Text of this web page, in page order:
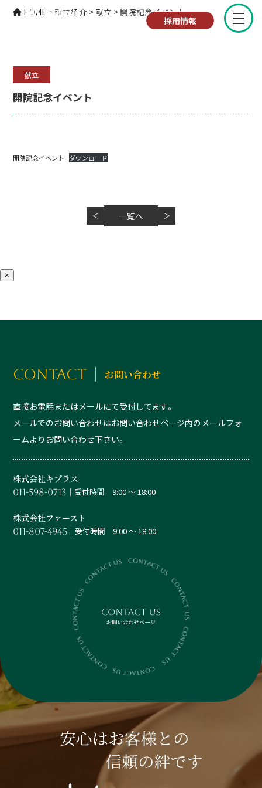
採用情報
献立紹介
HOME > 献立紹介 > 献立 > 開院記念イベント
献立
開院記念イベント
開院記念イベント ダウンロード
＜ 一覧へ ＞
×
CONTACT お問い合わせ
直接お電話またはメールにて受付してます。
メールでのお問い合わせはお問い合わせページ内のメールフォ
ームよりお問い合わせ下さい。
株式会社キプラス
011-598-0713 │受付時間 9:00 ～ 18:00
株式会社ファースト
011-807-4945 │受付時間 9:00 ～ 18:00